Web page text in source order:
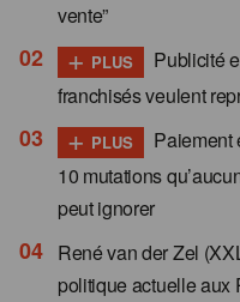
vente”
+ PLUS
Publicité
franchisés veulent
+ PLUS
Paiement
10 mutations
peut ignorer
René van der Zel
politique actuelle aux